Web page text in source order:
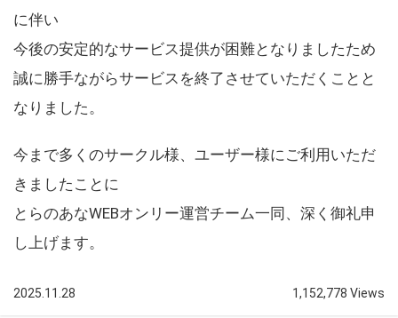
に伴い
今後の安定的なサービス提供が困難となりましたため
誠に勝手ながらサービスを終了させていただくことと
なりました。
今まで多くのサークル様、ユーザー様にご利用いただ
きましたことに
とらのあなWEBオンリー運営チーム一同、深く御礼申
し上げます。
2025.11.28 1,152,778 Views